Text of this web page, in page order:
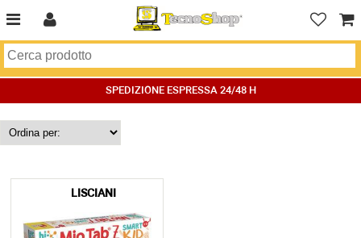
SPEDIZIONE ESPRESSA 24/48 H
LISCIANI